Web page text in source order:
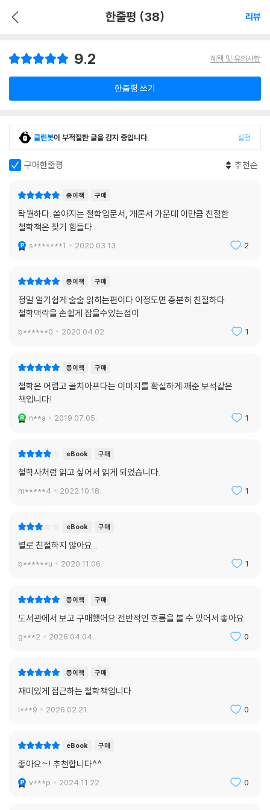
한줄평 (38) 리뷰
9.2 혜택 및 유의사항
한줄평 쓰기
클린봇이 부적절한 글을 감지 중입니다. 설정
구매한줄평 추천순
종이책 구매
탁월하다. 쏟아지는 철학입문서, 개론서 가운데 이만큼 친절한
철학책은 찾기 힘들다.
s*******1 2020.03.13. 2
종이책 구매
정말 알기쉽게 술술 읽히는편이다 이정도면 충분히 친절하다
철학맥락을 손쉽게 잡을수있는점이
b******0 2020.04.02. 1
종이책 구매
철학은 어렵고 골치아프다는 이미지를 확실하게 깨준 보석같은
책입니다!
n**a 2019.07.05. 1
eBook 구매
철학사처럼 읽고 싶어서 읽게 되었습니다.
m*****4 2022.10.18. 1
eBook 구매
별로 친절하지 않아요...
b******u 2020.11.06. 1
종이책 구매
도서관에서 보고 구매했어요 전반적인 흐름을 볼 수 있어서 좋아요
g***2 2026.04.04. 0
종이책 구매
재미있게 접근하는 철학책입니다.
l***9 2026.02.21. 0
eBook 구매
좋아요~! 추천합니다^^
v***p 2024.11.22. 0